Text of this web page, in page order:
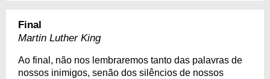
Final
Martin Luther King
Ao final, não nos lembraremos tanto das palavras de
nossos inimigos, senão dos silêncios de nossos